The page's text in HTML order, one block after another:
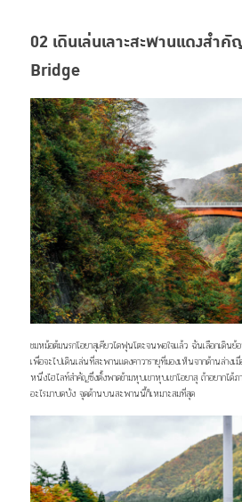
02 เดินเล่นเลาะสะพานแดงสำ
Bridge
ชมหม้อต้มนรกโอยาสุเคียวไดฟุนโตะจนพอใจแล้ว ฉันเลือกเดิน
เพื่อจะไปเดินเล่นที่สะพานแดงคาวารายุที่มองเห็นจากด้านล่าง
หนึ่งไฮไลท์สำคัญซึ่งตั้งพาดข้ามหุบเขาหุบเขาโอยาสุ ถ้าอยากได้
อะไรมาบดบัง จุดด้านบนสะพานนี้ก็เหมาะสมที่สุด